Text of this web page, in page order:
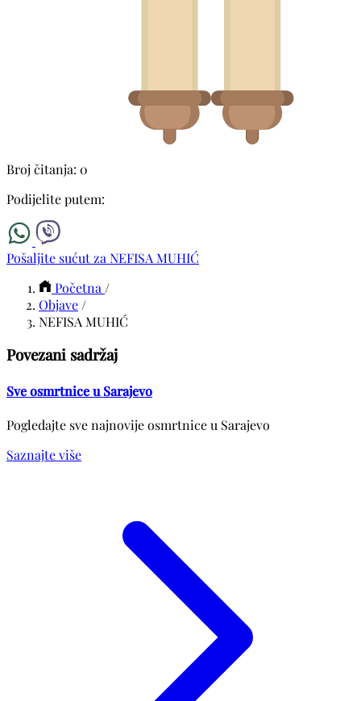
Broj čitanja: 0
Podijelite putem:
Pošaljite sućut za NEFISA MUHIĆ
Početna /
Objave /
NEFISA MUHIĆ
Povezani sadržaj
Sve osmrtnice u Sarajevo
Pogledajte sve najnovije osmrtnice u Sarajevo
Saznajte više